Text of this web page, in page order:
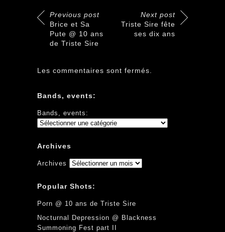
Previous post
Brice et Sa
Pute @ 10 ans
de Triste Sire
Next post
Triste Sire fête
ses dix ans
Les commentaires sont fermés.
Bands, events:
Bands, events:
Archives
Archives
Popular Shots:
Porn @ 10 ans de Triste Sire
Nocturnal Depression @ Blackness
Summoning Fest part II